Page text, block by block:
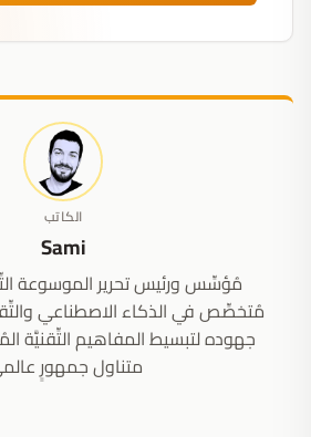
الكاتب
Sami
مُتخصِّص في الذكاء الاصطناعي
جهوده لتبسيط المفاهيم التِّقنيَّة
متناول جمهورٍ